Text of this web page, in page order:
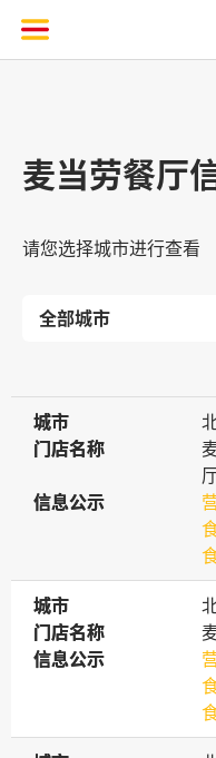
麦当劳餐厅
请您选择城市进行查看
城市
城市
门店名称
门店名称
信息公示
信息公示
城市
城市
门店名称
门店名称
信息公示
信息公示